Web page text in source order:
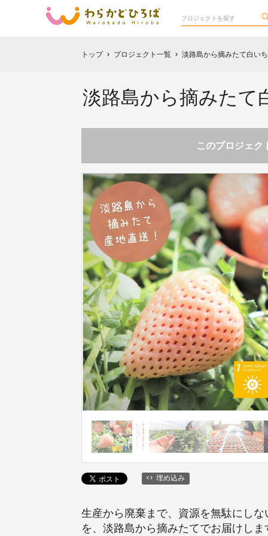
トップ chevron_right プロジェクト一覧 chevron_right 淡路島から摘みたて白い
淡路島から摘みたて
このプロジェク
埋め込み
生産から廃棄まで、資源を無駄にし
を、淡路島から摘みたてでお届けしま